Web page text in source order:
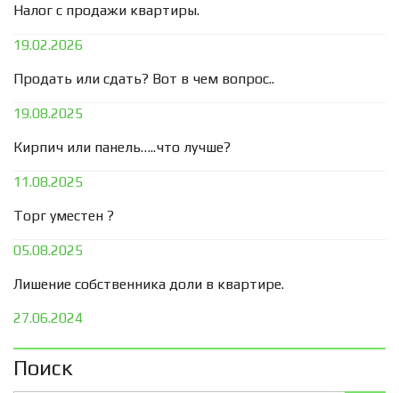
Налог с продажи квартиры.
19.02.2026
Продать или сдать? Вот в чем вопрос..
19.08.2025
Кирпич или панель…..что лучше?
11.08.2025
Торг уместен ?
05.08.2025
Лишение собственника доли в квартире.
27.06.2024
Поиск